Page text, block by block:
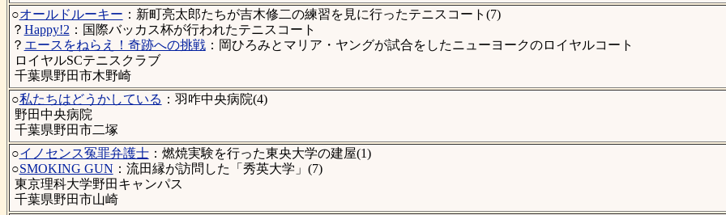
○オールドルーキー ：新町亮太郎たちが吉木修二の練習を見に行ったテニスコート(7)
？ Happy!2 ：国際バッカス杯が行われたテニスコート
？ エースをねらえ！奇跡への挑戦：岡ひろみとマリア・ヤングが試合をしたニューヨークのロイヤルコート
ロイヤルSCテニスクラブ
千葉県野田市木野崎
○私たちはどうかしている ：羽咋中央病院(4)
野田中央病院
千葉県野田市二塚
○イノセンス冤罪弁護士：燃焼実験を行った東央大学の建屋(1)
○SMOKING GUN ：流田縁が訪問した「秀英大学」(7)
東京理科大学野田キャンパス
千葉県野田市山崎